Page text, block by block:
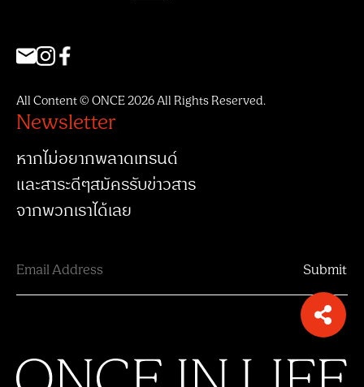
All Content © ONCE 2026 All Rights Reserved.
Newsletter
หากไม่อยากพลาดเทรนด์
และสาระดีๆสมัครรับข่าวสาร
จากพวกเราได้เลย